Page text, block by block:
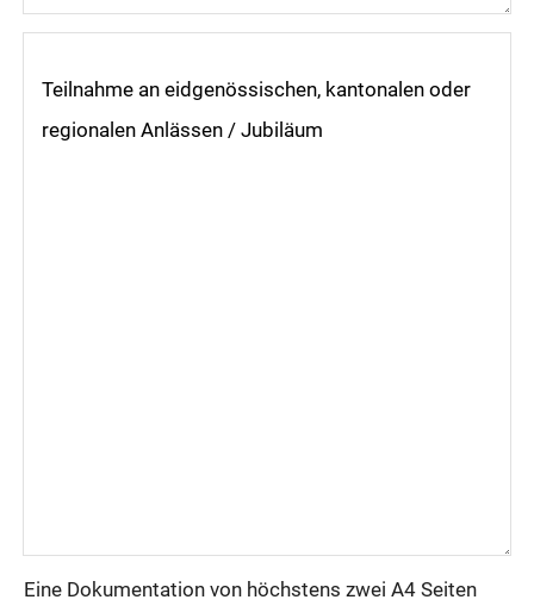
Eine Dokumentation von höchstens zwei A4 Seiten